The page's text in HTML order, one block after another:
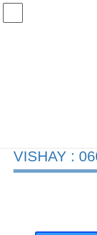
コ
ナ
VISHAY :